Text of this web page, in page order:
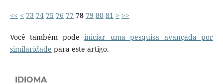
<< < 73 74 75 76 77 78 79 80 81 > >>
Você também podeiniciar uma pesquisa avançada por
similaridade para este artigo.
IDIOMA